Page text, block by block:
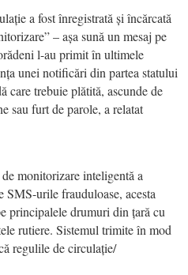
a fost înregistrată și încărcată
– așa sună un mesaj pe
l-au primit în ultimele
unei notificări din partea statului
care trebuie plătită, ascunde de
sau furt de parole, a relatat
monitorizare inteligentă a
urile frauduloase, acesta
principalele drumuri din țară cu
rutiere. Sistemul trimite în mod
regulile de circulație/